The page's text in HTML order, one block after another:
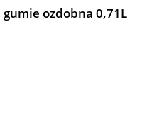
ozdobna 0,71L